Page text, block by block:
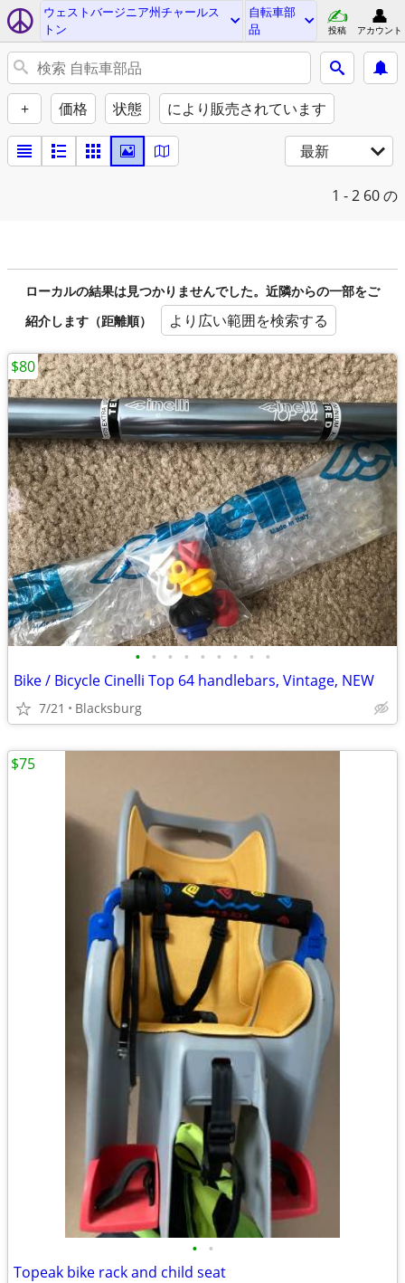
ウェストバージニア州チャールス
トン
自転車部
品
投稿 アカウント
+ 価格 状態 により販売されています
最新
1 - 2 60 の
ローカルの結果は見つかりませんでした。近隣からの一部をご
紹介します（距離順）
より広い範囲を検索する
• • • • • • • • •
Bike / Bicycle Cinelli Top 64 handlebars, Vintage, NEW
7/21 Blacksburg
$80
• •
Topeak bike rack and child seat
$75